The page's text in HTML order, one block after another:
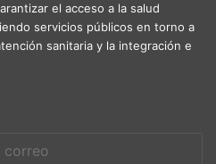
el acceso a la salud
servicios públicos en torno a
sanitaria y la integración e